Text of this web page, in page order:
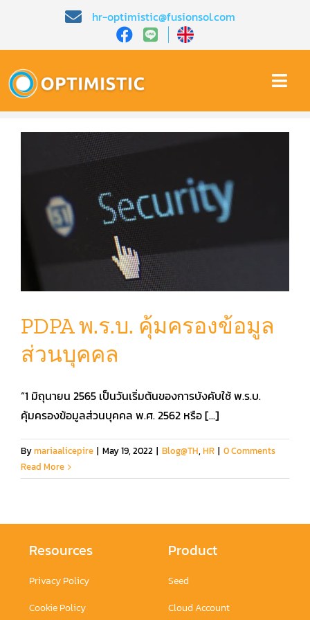
content
hr-optimistic@fusionsol.com
หน้าหลัก​
เกี่ยวกับเรา​
คุณสมบัติ​
คู่มือการใช้งาน
สมัครใช้งานฟรี
เข้าสู่ระบบ​
PDPA พ.ร.บ. คุ้มครองข้อมูล
ส่วนบุคคล
“1 มิถุนายน 2565 เป็นวันเริ่มต้นของการบังคับใช้ พ.ร.บ.
คุ้มครองข้อมูลส่วนบุคคล พ.ศ. 2562 หรือ [...]
Bymariaalicepire | May 19, 2022 | Blog@TH, HR | 0 Comments
Read More
Resources
Privacy Policy
Cookie Policy
Product
Seed
Cloud Account